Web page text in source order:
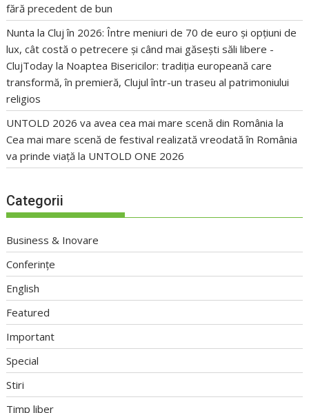
fără precedent de bun
Nunta la Cluj în 2026: Între meniuri de 70 de euro și opțiuni de
lux, cât costă o petrecere și când mai găsești săli libere -
ClujToday la Noaptea Bisericilor: tradiția europeană care
transformă, în premieră, Clujul într-un traseu al patrimoniului
religios
UNTOLD 2026 va avea cea mai mare scenă din România la
Cea mai mare scenă de festival realizată vreodată în România
va prinde viață la UNTOLD ONE 2026
Categorii
Business & Inovare
Conferințe
English
Featured
Important
Special
Stiri
Timp liber